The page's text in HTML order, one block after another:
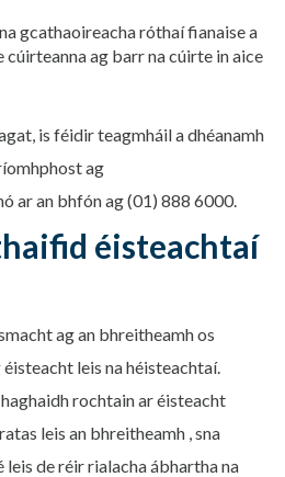
gcathaoireacha róthaí fianaise a
ag barr na cúirte in aice
is féidir teagmháil a dhéanamh
ag
ar an bhfón ag (01) 888 6000.
éisteachtaí
ag an bhreitheamh os
leis na héisteachtaí.
rochtain ar éisteacht
leis an bhreitheamh , sna
leis de réir rialacha ábhartha na